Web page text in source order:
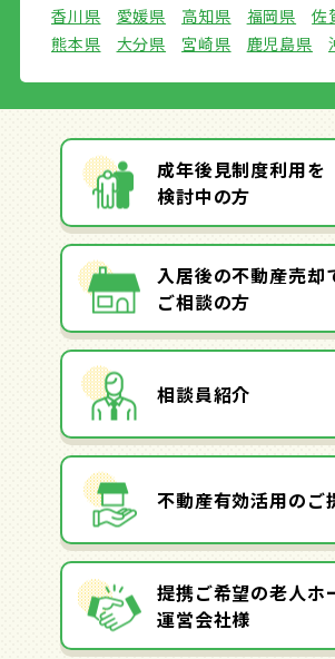
香川県
愛媛県 高知県 福岡県 佐
熊本県
大分県 宮崎県 鹿児島県
成年後見制度利用を
検討中の方
入居後の不動産売却
ご相談の方
相談員紹介
不動産有効活用のご
提携ご希望の老人ホ
運営会社様